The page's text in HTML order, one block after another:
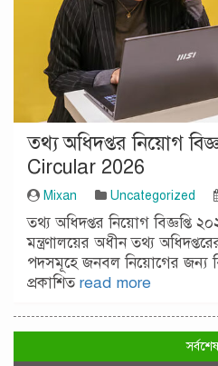
তথ্য অধিদপ্তর নিয়োগ
Circular 2026
Mixan Uncategorized
তথ্য অধিদপ্তর নিয়োগ বিজ্ঞপ্তি
মন্ত্রণালয়ের অধীন তথ্য
পদসমূহে জনবল নিয়োগের জন্য
প্রকাশিতread more
সর্বশেষ